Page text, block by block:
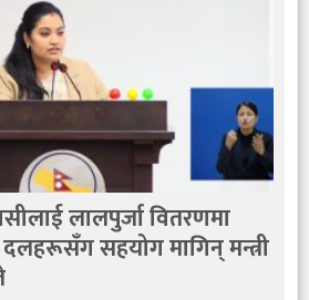
लालपुर्जा वितरणमा
दलहरूसँग सहयोग मागिन् मन्त्री